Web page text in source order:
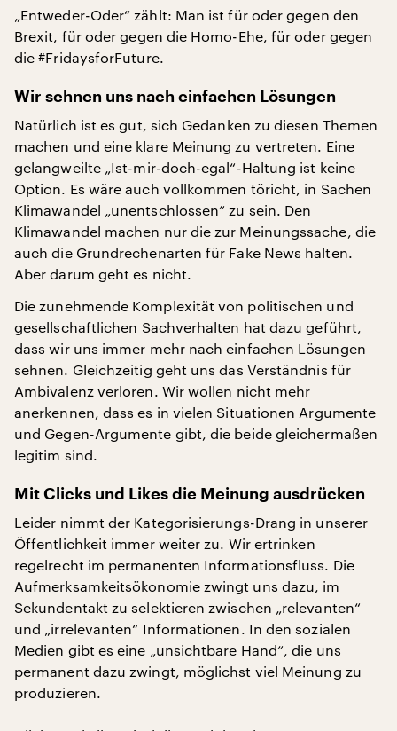
„Entweder-Oder“ zählt: Man ist für oder gegen den
Brexit, für oder gegen die Homo-Ehe, für oder gegen
die #FridaysforFuture.
Wir sehnen uns nach einfachen Lösungen
Natürlich ist es gut, sich Gedanken zu diesen Themen
machen und eine klare Meinung zu vertreten. Eine
gelangweilte „Ist-mir-doch-egal“-Haltung ist keine
Option. Es wäre auch vollkommen töricht, in Sachen
Klimawandel „unentschlossen“ zu sein. Den
Klimawandel machen nur die zur Meinungssache, die
auch die Grundrechenarten für Fake News halten.
Aber darum geht es nicht.
Die zunehmende Komplexität von politischen und
gesellschaftlichen Sachverhalten hat dazu geführt,
dass wir uns immer mehr nach einfachen Lösungen
sehnen. Gleichzeitig geht uns das Verständnis für
Ambivalenz verloren. Wir wollen nicht mehr
anerkennen, dass es in vielen Situationen Argumente
und Gegen-Argumente gibt, die beide gleichermaßen
legitim sind.
Mit Clicks und Likes die Meinung ausdrücken
Leider nimmt der Kategorisierungs-Drang in unserer
Öffentlichkeit immer weiter zu. Wir ertrinken
regelrecht im permanenten Informationsfluss. Die
Aufmerksamkeitsökonomie zwingt uns dazu, im
Sekundentakt zu selektieren zwischen „relevanten“
und „irrelevanten“ Informationen. In den sozialen
Medien gibt es eine „unsichtbare Hand“, die uns
permanent dazu zwingt, möglichst viel Meinung zu
produzieren.